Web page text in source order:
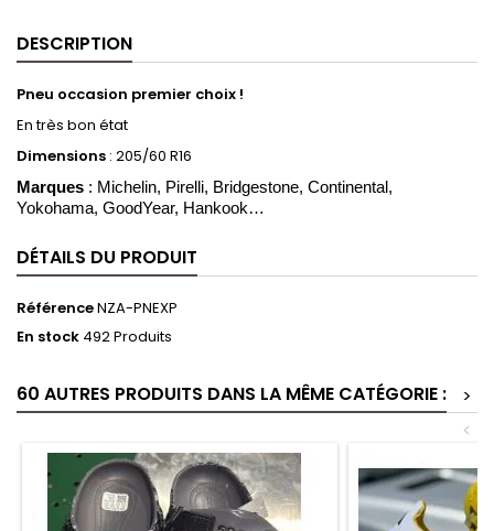
DESCRIPTION
Pneu occasion premier choix !
En très bon état
Dimensions : 205/60 R16
Marques : Michelin, Pirelli, Bridgestone, Continental,
Yokohama, GoodYear, Hankook…
DÉTAILS DU PRODUIT
RéférenceNZA-PNEXP
En stock 492 Produits
60 AUTRES PRODUITS DANS LA MÊME CATÉGORIE :
>
<